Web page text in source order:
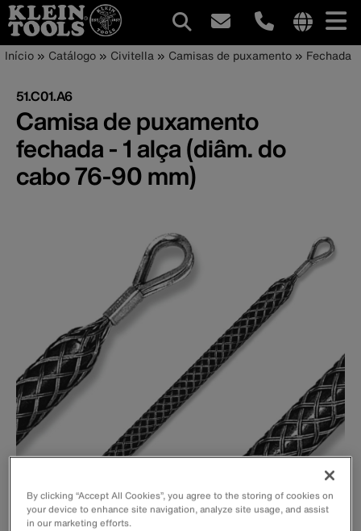
Pular
conteúdo
principal
site
Navegação
principal
Trilha
de
navegação
Início Catálogo Civitella Camisas de puxamento Fechada
51.C01.A6
Camisa de puxamento
fechada - 1 alça (diâm. do
cabo 76-90 mm)
By clicking “Accept All Cookies”, you agree to the storing of cookies on
your device to enhance site navigation, analyze site usage, and assist
in our marketing efforts.